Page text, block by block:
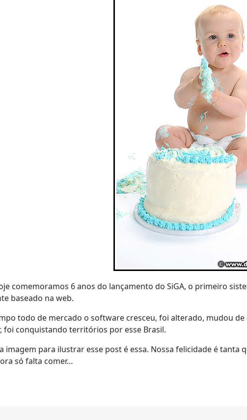
comemoramos 6 anos do lançamento do SiGA, o primeiro
baseado na web.
todo de mercado o software cresceu, foi alterado, mudou
foi conquistando territórios por esse Brasil.
imagem para ilustrar esse post é essa. Nossa felicidade é tanta
só falta comer…